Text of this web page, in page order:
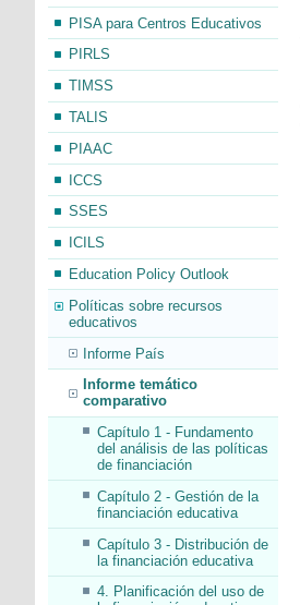
PISA para Centros Educativos
PIRLS
TIMSS
TALIS
PIAAC
ICCS
SSES
ICILS
Education Policy Outlook
Políticas sobre recursos
educativos
Informe País
Informe temático
comparativo
Capítulo 1 - Fundamento
del análisis de las políticas
de financiación
Capítulo 2 - Gestión de la
financiación educativa
Capítulo 3 - Distribución de
la financiación educativa
4. Planificación del uso de